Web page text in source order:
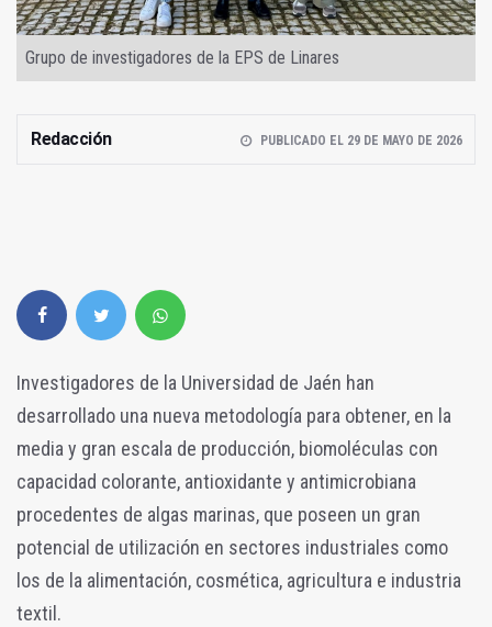
Grupo de investigadores de la EPS de Linares
Redacción PUBLICADO EL 29 DE MAYO DE 2026
Investigadores de la Universidad de Jaén han
desarrollado una nueva metodología para obtener, en la
media y gran escala de producción, biomoléculas con
capacidad colorante, antioxidante y antimicrobiana
procedentes de algas marinas, que poseen un gran
potencial de utilización en sectores industriales como
los de la alimentación, cosmética, agricultura e industria
textil.